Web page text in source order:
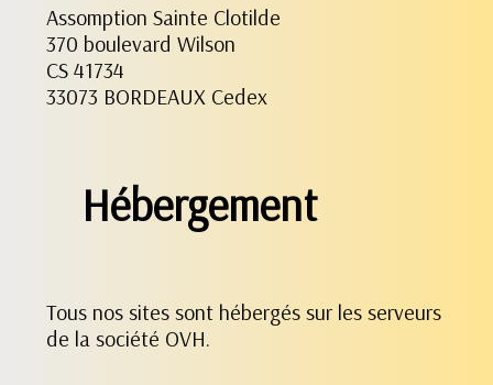
Assomption Sainte Clotilde
370 boulevard Wilson
CS 41734
33073 BORDEAUX Cedex
Hébergement
Tous nos sites sont hébergés sur les serveurs
de la société OVH.